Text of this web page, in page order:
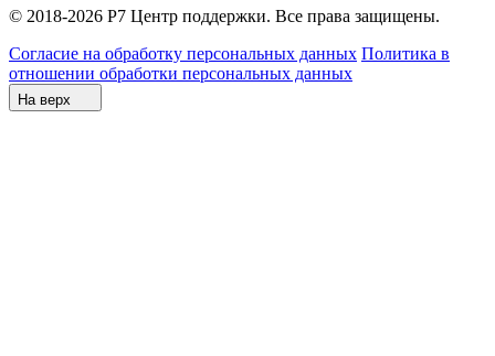
© 2018-2026 Р7 Центр поддержки. Все права защищены.
Согласие на обработку персональных данных Политика в
отношении обработки персональных данных
На верх